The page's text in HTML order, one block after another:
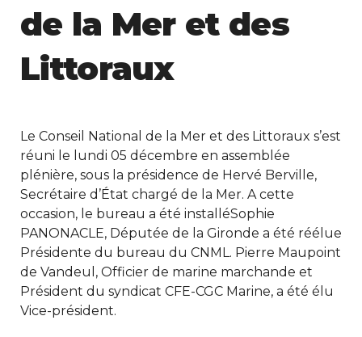
de la Mer et des
Littoraux
Le Conseil National de la Mer et des Littoraux s’est
réuni le lundi 05 décembre en assemblée
plénière, sous la présidence de Hervé Berville,
Secrétaire d’État chargé de la Mer. A cette
occasion, le bureau a été installéSophie
PANONACLE, Députée de la Gironde a été réélue
Présidente du bureau du CNML. Pierre Maupoint
de Vandeul, Officier de marine marchande et
Président du syndicat CFE-CGC Marine, a été élu
Vice-président.